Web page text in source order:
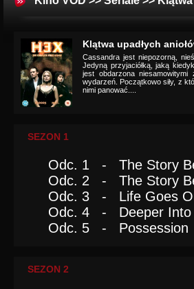
Klątwa upadłych
Cassandra jest niepozorną,
Jedyną przyjaciółką, jaką
jest obdarzona
wydarzeń. Początkowo siły, z
nimi panować....
SEZON 1
Odc. 1 - The Story
Odc. 2 - The Story
Odc. 3 - Life Goes
Odc. 4 - Deeper Into
Odc. 5 - Possession
SEZON 2